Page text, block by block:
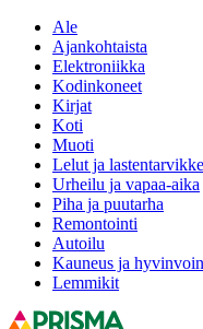
Ale
Ajankohtaista
Elektroniikka
Kodinkoneet
Kirjat
Koti
Muoti
Lelut ja
Urheilu ja vapaa-aika
Piha ja puutarha
Remontointi
Autoilu
Kauneus ja
Lemmikit